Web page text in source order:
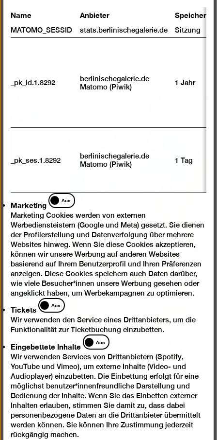
Berlinischen Galerie – 300 Kunstenthusiast*innen bis
30 Jahre, die mit uns gemeinsam die Berliner Szene
entdecken.
© Oana Popa
Deine Berliner Kunst-Community
Du stehst auf moderne und zeitgenössische Kunst
und bist Fan der Berlinischen Galerie? Dann mach mit
und werde Teil unseres Netzwerks: Neue Leute
Name Anbieter
MATOMO_SESSID stats.berlinischegalerie.de Sitzung
_pk_id.1.8292
berlinischegalerie.de
Matomo (Piwik)
1 Jahr
_pk_ses.1.8292
berlinischegalerie.de
Matomo (Piwik)
1 Tag
Marketing
Marketing
Aus
Marketing Cookies werden von externen
Werbediensteistern (Google und Meta) gesetzt. Sie dienen
der Profilerstellung und Datenverfolgung über mehrere
Websites hinweg. Wenn Sie diese Cookies akzeptieren,
können wir unsere Werbung auf anderen Websites
basierend auf Ihrem Benutzerprofil und Ihren Präferenzen
anzeigen. Diese Cookies speichern auch Daten darüber,
wie viele Besucher*innen unsere Werbung gesehen oder
angeklickt haben, um Werbekampagnen zu optimieren.
Tickets
Tickets
Aus
Wir verwenden den Service eines Drittanbieters, um die
Funktionalität zur Ticketbuchung einzubetten.
Eingebettete Inhalte
Eingebettete
Inhalte
Aus
Wir verwenden Services von Drittanbietern (Spotify,
YouTube und Vimeo), um externe Inhalte (Video- und
Audioplayer) einzubetten. Die Einbettung erfolgt für eine
möglichst benutzer*innenfreundliche Darstellung und
Bedienung der Inhalte. Wenn Sie das Einbetten externer
Inhalten erlauben, stimmen Sie damit zu, dass dabei
personenbezogene Daten an die Drittanbieter übermittelt
werden können. Sie können Ihre Zustimmung jederzeit
rückgängig machen.